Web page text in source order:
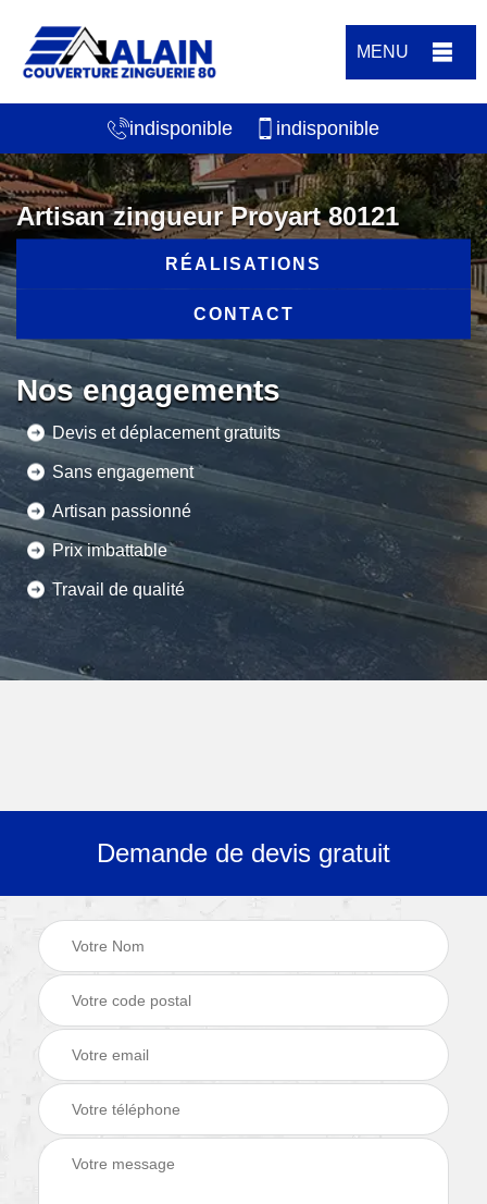
MENU
indisponible indisponible
Artisan zingueur Proyart 80121
RÉALISATIONS
CONTACT
Nos engagements
Devis et déplacement gratuits
Sans engagement
Artisan passionné
Prix imbattable
Travail de qualité
Demande de devis gratuit